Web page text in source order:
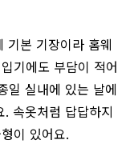
기본 기장이라 홈웨
기에도 부담이 적어
일 실내에 있는 날에
속옷처럼 답답하지
이 있어요.